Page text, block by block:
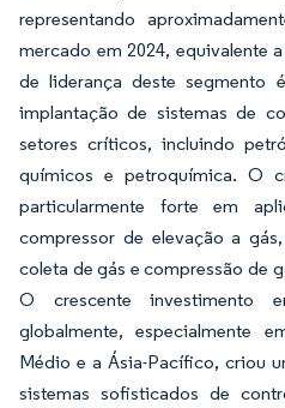
representando
mercado em 2024, equivalente
de liderança deste segmento
implantação de sistemas de
setores críticos, incluindo
químicos e petroquímica. O
particularmente forte em
compressor de elevação a
coleta de gás e compressão de
O crescente investimento
globalmente, especialmente
Médio e a Ásia-Pacífico, criou
sistemas sofisticados de